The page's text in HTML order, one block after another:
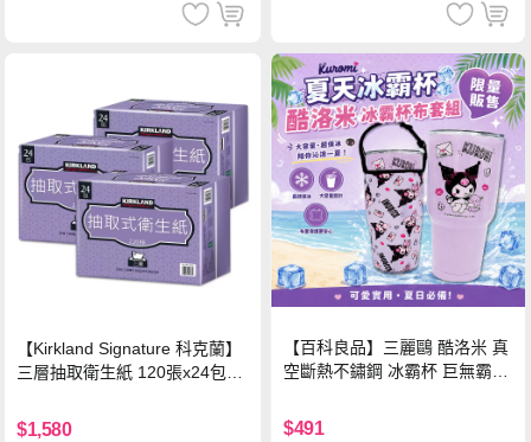
【Kirkland Signature 科克蘭】
三層抽取衛生紙 120張x24包x3
$1,580
【百科良品】三麗鷗 酷洛米 真
空斷熱不鏽鋼 冰霸杯 巨無霸鋼
ml-信封款(贈手提杯套)
$491